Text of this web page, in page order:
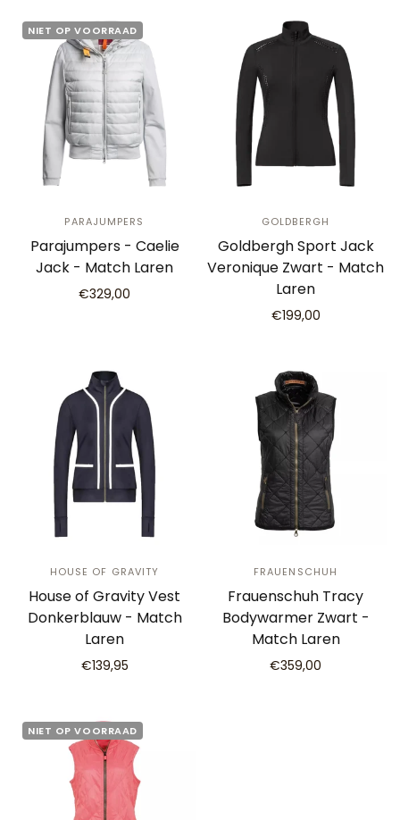
NIET OP VOORRAAD
PARAJUMPERS
Parajumpers - Caelie
Jack - Match Laren
€329,00
GOLDBERGH
Goldbergh Sport Jack
Veronique Zwart - Match
Laren
€199,00
HOUSE OF GRAVITY
House of Gravity Vest
Donkerblauw - Match
Laren
€139,95
FRAUENSCHUH
Frauenschuh Tracy
Bodywarmer Zwart -
Match Laren
€359,00
NIET OP VOORRAAD